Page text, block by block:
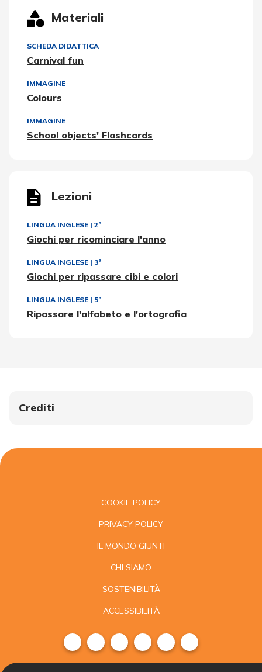
Materiali
SCHEDA DIDATTICA
Carnival fun
IMMAGINE
Colours
IMMAGINE
School objects' Flashcards
Lezioni
LINGUA INGLESE | 2ª
Giochi per ricominciare l'anno
LINGUA INGLESE | 3ª
Giochi per ripassare cibi e colori
LINGUA INGLESE | 5ª
Ripassare l'alfabeto e l'ortografia
Crediti
COOKIE POLICY
PRIVACY POLICY
IL MONDO GIUNTI
CHI SIAMO
SOSTENIBILITÀ
ACCESSIBILITÀ